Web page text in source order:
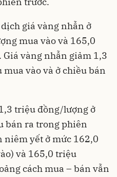
giá vàng nhẫn ở
mua vào và 165,0
vàng nhẫn giảm 1,3
vào và ở chiều bán
triệu đồng/lượng ở
bán ra trong phiên
niêm yết ở mức 162,0
và 165,0 triệu
cách mua – bán vẫn